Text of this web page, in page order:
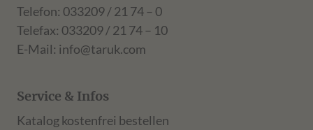
Telefon: 033209 / 21 74 – 0
Telefax: 033209 / 21 74 – 10
E-Mail: info@taruk.com
Service & Infos
Katalog kostenfrei bestellen